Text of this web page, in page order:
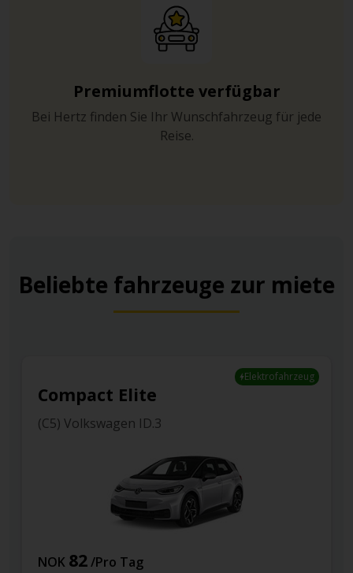
Premiumflotte verfügbar
Bei Hertz finden Sie Ihr Wunschfahrzeug für jede
Reise.
Beliebte fahrzeuge zur miete
Economy
(B) Toyota Yaris
NOK1093